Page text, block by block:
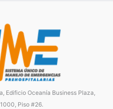
Edificio Oceanía Business Plaza,
Piso #26.